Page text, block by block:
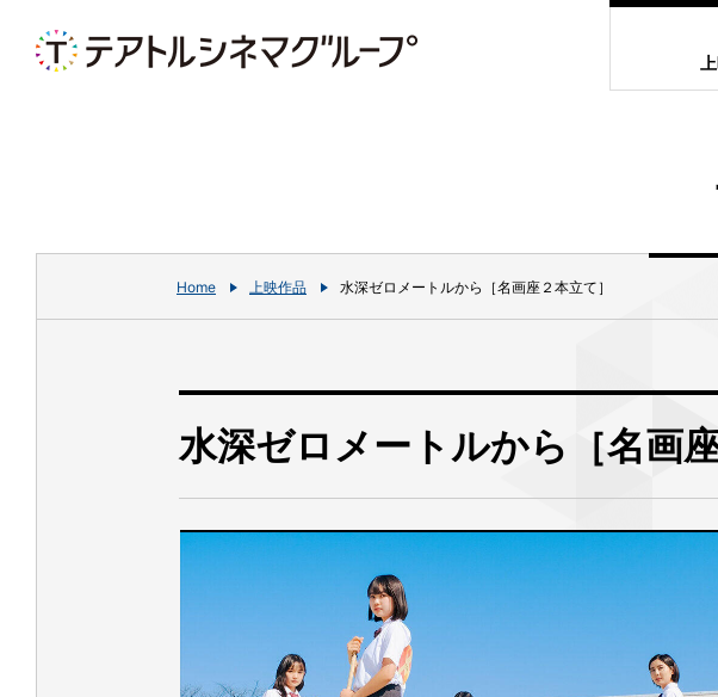
Home 上映作品 水深ゼロメートルから［名画座２本立て］
水深ゼロメートルから［名画座